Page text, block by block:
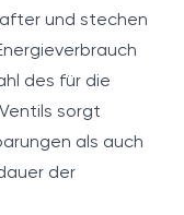
und stechen
des für die
sorgt
als auch
der